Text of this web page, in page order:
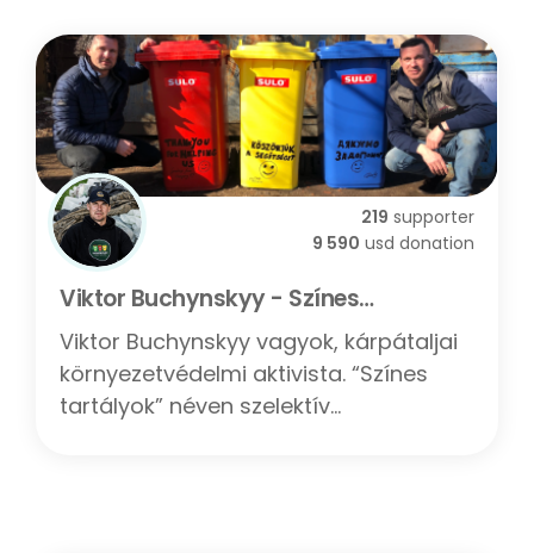
kattintani, hogy látsszon a nigeri
szultán opció.
219 supporter
9 590 usd donation
Viktor Buchynskyy - Színes
tartályok/Кольорові Баки -
Transcarpathia
Viktor Buchynskyy vagyok, kárpátaljai
környezetvédelmi aktivista. “Színes
tartályok” néven szelektív